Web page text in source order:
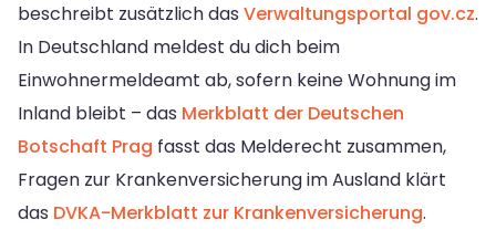
beschreibt zusätzlich das Verwaltungsportal gov.cz.
In Deutschland meldest du dich beim
Einwohnermeldeamt ab, sofern keine Wohnung im
Inland bleibt – das Merkblatt der Deutschen
Botschaft Prag fasst das Melderecht zusammen,
Fragen zur Krankenversicherung im Ausland klärt
das DVKA-Merkblatt zur Krankenversicherung.